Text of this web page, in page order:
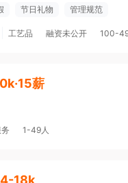
节日礼物 管理规范
工艺品 融资未公开 100-
薪
1-49人
18k